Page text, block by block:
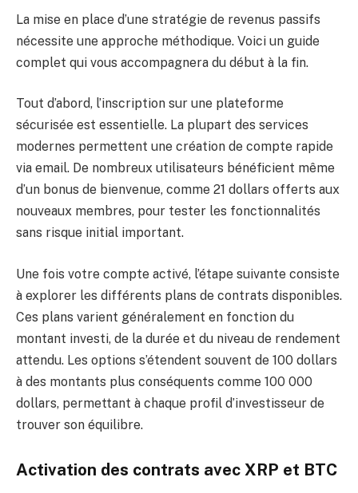
La mise en place d’une stratégie de revenus passifs
nécessite une approche méthodique. Voici un guide
complet qui vous accompagnera du début à la fin.
Tout d’abord, l’inscription sur une plateforme
sécurisée est essentielle. La plupart des services
modernes permettent une création de compte rapide
via email. De nombreux utilisateurs bénéficient même
d’un bonus de bienvenue, comme 21 dollars offerts aux
nouveaux membres, pour tester les fonctionnalités
sans risque initial important.
Une fois votre compte activé, l’étape suivante consiste
à explorer les différents plans de contrats disponibles.
Ces plans varient généralement en fonction du
montant investi, de la durée et du niveau de rendement
attendu. Les options s’étendent souvent de 100 dollars
à des montants plus conséquents comme 100 000
dollars, permettant à chaque profil d’investisseur de
trouver son équilibre.
Activation des contrats avec XRP et BTC